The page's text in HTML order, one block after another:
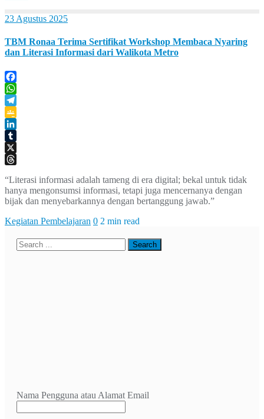
23 Agustus 2025
TBM Ronaa Terima Sertifikat Workshop Membaca Nyaring
dan Literasi Informasi dari Walikota Metro
Facebook
WhatsApp
Telegram
Google
Classroom
LinkedIn
Tumblr
X
“Literasi informasi adalah tameng di era digital; bekal untuk tidak
hanya mengonsumsi informasi, tetapi juga mencernanya dengan
bijak dan menyebarkannya dengan bertanggung jawab.”
Kegiatan Pembelajaran 0 2 min read
Nama Pengguna atau Alamat Email